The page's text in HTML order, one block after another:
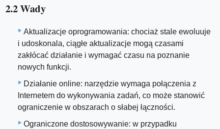
2.2 Wady
Aktualizacje oprogramowania: chociaż stale ewoluuje
i udoskonala, ciągłe aktualizacje mogą czasami
zakłócać działanie i wymagać czasu na poznanie
nowych funkcji.
Działanie online: narzędzie wymaga połączenia z
Internetem do wykonywania zadań, co może stanowić
ograniczenie w obszarach o słabej łączności.
Ograniczone dostosowywanie: w przypadku